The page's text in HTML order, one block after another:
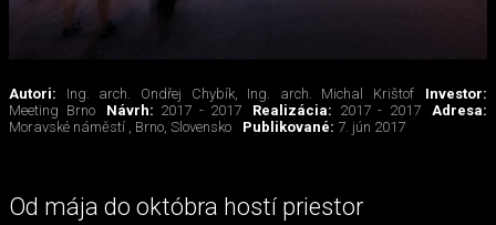
Autori: Ing. arch. Ondřej Chybík, Ing. arch. Michal Krištof
Investor:
Meeting Brno
Návrh: 2017 - 2017 Realizácia: 2017 - 2017
Adresa:
Moravské náměstí , Brno, Slovensko
Publikované: 7. jún 2017
Od mája do októbra hostí priestor